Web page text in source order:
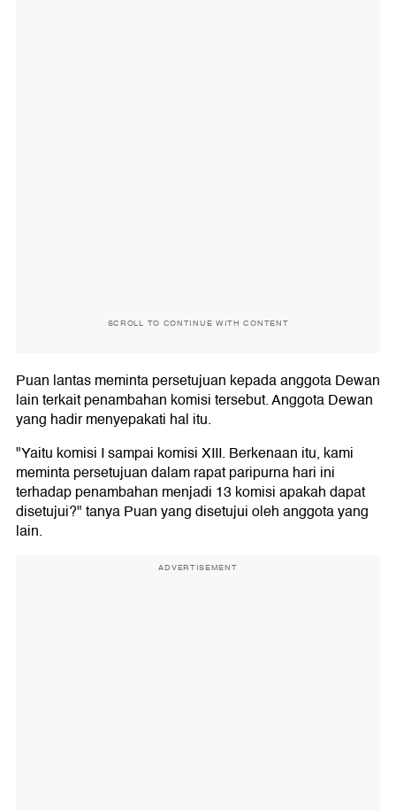
SCROLL TO CONTINUE WITH CONTENT
Puan lantas meminta persetujuan kepada anggota Dewan
lain terkait penambahan komisi tersebut. Anggota Dewan
yang hadir menyepakati hal itu.
"Yaitu komisi I sampai komisi XIII. Berkenaan itu, kami
meminta persetujuan dalam rapat paripurna hari ini
terhadap penambahan menjadi 13 komisi apakah dapat
disetujui?" tanya Puan yang disetujui oleh anggota yang
lain.
ADVERTISEMENT